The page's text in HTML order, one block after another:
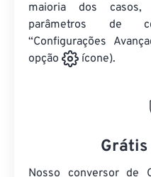
maioria dos
parâmetros de
“Configurações
opção
ícone).
Grátis
Nosso conversor de